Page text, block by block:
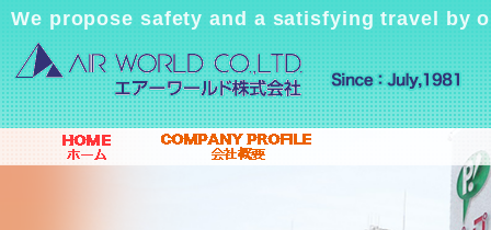
We propose safety and a satisfying travel by